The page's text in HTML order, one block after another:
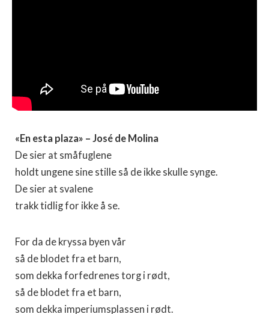
«En esta plaza» – José de Molina
De sier at småfuglene
holdt ungene sine stille så de ikke skulle synge.
De sier at svalene
trakk tidlig for ikke å se.
For da de kryssa byen vår
så de blodet fra et barn,
som dekka forfedrenes torg i rødt,
så de blodet fra et barn,
som dekka imperiumsplassen i rødt.